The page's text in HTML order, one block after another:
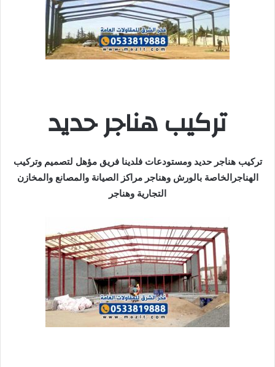
تركيب هناجر حديد
تركيب هناجر حديد ومستودعات فلدينا فريق مؤهل لتصميم وتركيب
الهناجرالخاصة بالورش وهناجر مراكز الصيانة والمصانع والمخازن
التجارية وهناجر